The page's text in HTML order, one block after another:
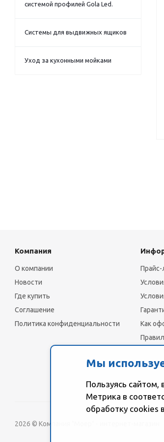
системой профилей Gola Led.
Системы для выдвижных ящиков
Уход за кухонными мойками
Мы
Пользуясь сайтом,
Метрика в
обработку сookies
Компания
О компании
Новости
Где купить
Соглашение
Политика конфиденциальности
Как
2026 © Компания "Моер" - интернет-магазин